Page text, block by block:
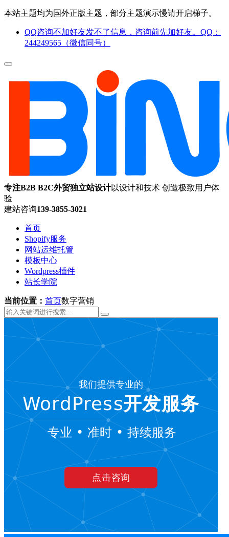
本站主题均为国外正版主题，部分主题演示慢请开启梯子。
QQ咨询不加好友发不了信息，咨询前先加好友。QQ：
244249565（微信同号）
专注B2B B2C外贸独立站设计以设计和技术 创造极致用户体
验
建站咨询139-3855-3021
首页
Shopify服务
网站运维托管
模板中心
Wordpress插件
站长学院
当前位置： 首页数字营销